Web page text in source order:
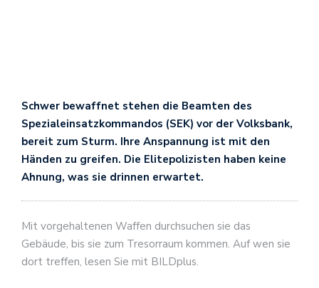
Schwer bewaffnet stehen die Beamten des
Spezialeinsatzkommandos (SEK) vor der Volksbank,
bereit zum Sturm. Ihre Anspannung ist mit den
Händen zu greifen. Die Elitepolizisten haben keine
Ahnung, was sie drinnen erwartet.
Mit vorgehaltenen Waffen durchsuchen sie das
Gebäude, bis sie zum Tresorraum kommen. Auf wen sie
dort treffen, lesen Sie mit BILDplus.